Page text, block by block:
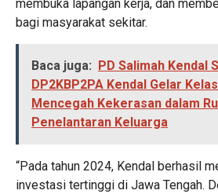
membuka lapangan kerja, dan
bagi masyarakat sekitar.
Baca juga:
PD Salimah Kendal
DP2KBP2PA Kendal Gelar
Mencegah Kekerasan dalam
Penelantaran Keluarga
“Pada tahun 2024, Kendal berhasil
investasi tertinggi di Jawa Tengah.